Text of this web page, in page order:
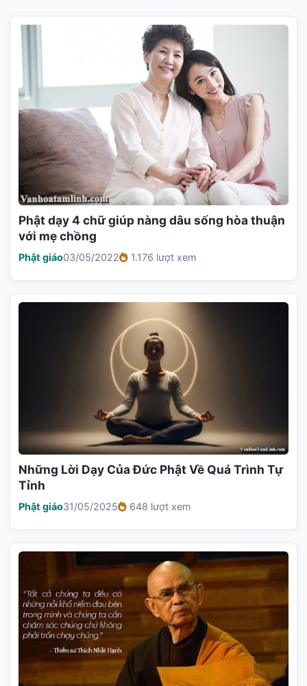
Phật dạy 4 chữ giúp nàng dâu sống hòa thuận
với mẹ chồng
Phật giáo03/05/2022 1.176 lượt xem
Những Lời Dạy Của Đức Phật Về Quá Trình Tự
Tỉnh
Phật giáo31/05/2025 648 lượt xem